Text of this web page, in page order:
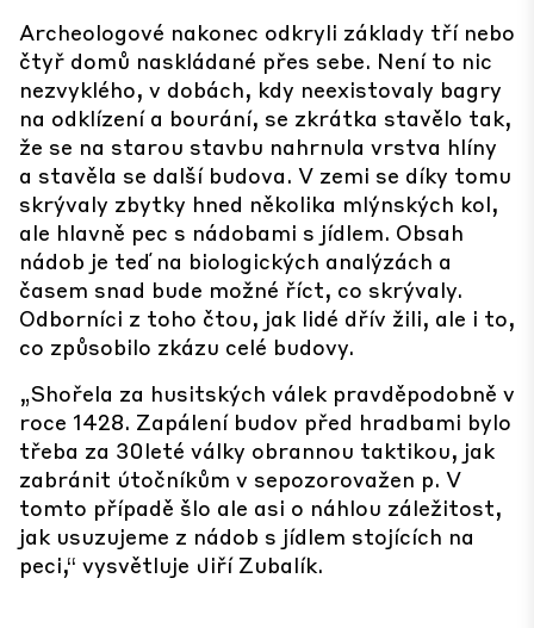
Archeologové nakonec odkryli základy tří nebo
čtyř domů naskládané přes sebe. Není to nic
nezvyklého, v dobách, kdy neexistovaly bagry
na odklízení a bourání, se zkrátka stavělo tak,
že se na starou stavbu nahrnula vrstva hlíny
a stavěla se další budova. V zemi se díky tomu
skrývaly zbytky hned několika mlýnských kol,
ale hlavně pec s nádobami s jídlem. Obsah
nádob je teď na biologických analýzách a
časem snad bude možné říct, co skrývaly.
Odborníci z toho čtou, jak lidé dřív žili, ale i to,
co způsobilo zkázu celé budovy.
„Shořela za husitských válek pravděpodobně v
roce 1428. Zapálení budov před hradbami bylo
třeba za 30leté války obrannou taktikou, jak
zabránit útočníkům v sepozorovažen p. V
tomto případě šlo ale asi o náhlou záležitost,
jak usuzujeme z nádob s jídlem stojících na
peci,“ vysvětluje Jiří Zubalík.